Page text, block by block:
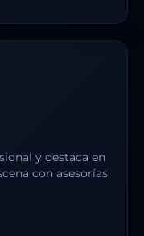
y destaca en
con asesorías